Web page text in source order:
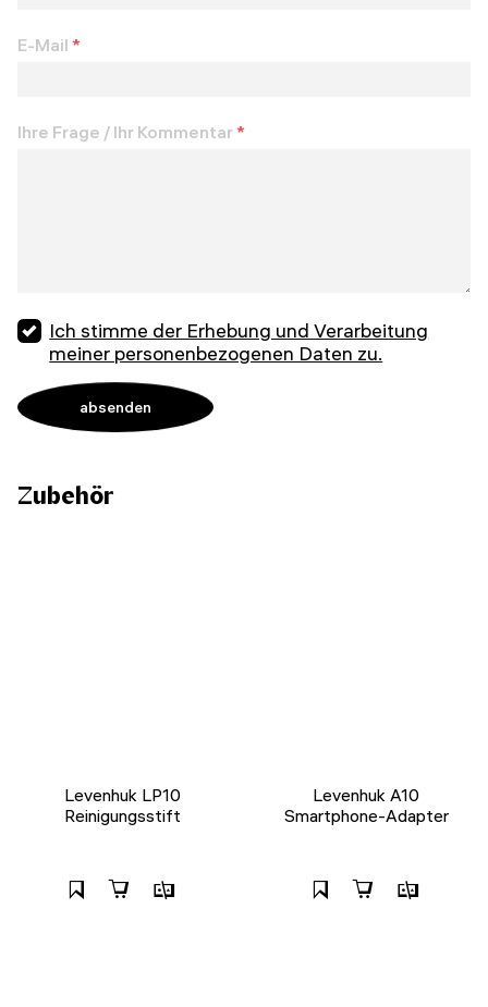
E-Mail *
Ihre Frage / Ihr Kommentar*
Ich stimme der Erhebung und Verarbeitung
meiner personenbezogenen Daten zu.
Zubehör
Levenhuk LP10
Reinigungsstift
Levenhuk A10
Smartphone-Adapter